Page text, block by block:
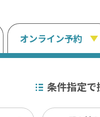
オンライン予約
条件指定で